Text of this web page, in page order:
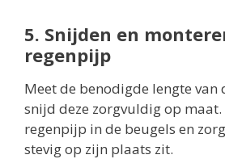
5. Snijden en
regenpijp
Meet de benodigde lengte van
snijd deze zorgvuldig op maat.
regenpijp in de beugels en
stevig op zijn plaats zit.